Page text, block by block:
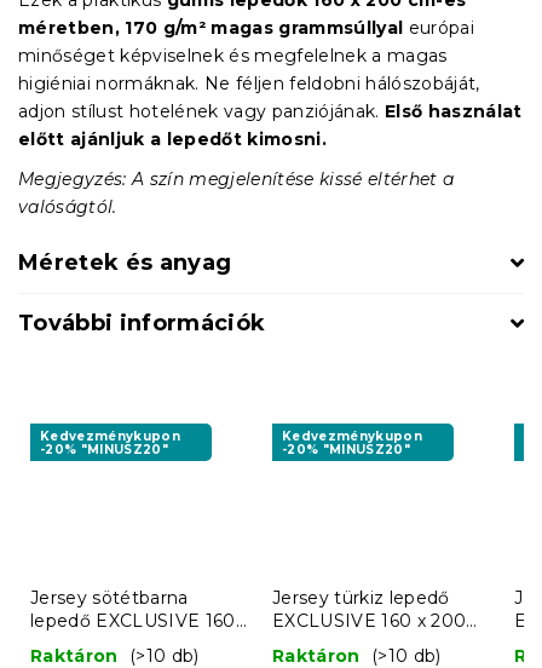
méretben, 170 g/m² magas grammsúllyal európai
minőséget képviselnek és megfelelnek a magas
higiéniai normáknak. Ne féljen feldobni hálószobáját,
adjon stílust hotelének vagy panziójának. Első használat
előtt ajánljuk a lepedőt kimosni.
Megjegyzés: A szín megjelenítése kissé eltérhet a
valóságtól.
Méretek és anyag
További információk
Kedvezménykupon
-20% "MINUSZ20"
Jersey sötétbarna
lepedő EXCLUSIVE 160
x 200 cm
Raktáron (>10 db)
Kedvezménykupon
-20% "MINUSZ20"
Jersey türkiz lepedő
EXCLUSIVE 160 x 200
cm
Raktáron (>10 db)